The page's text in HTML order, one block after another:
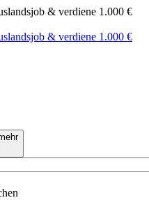
& verdiene 1.000 €
& verdiene 1.000 €